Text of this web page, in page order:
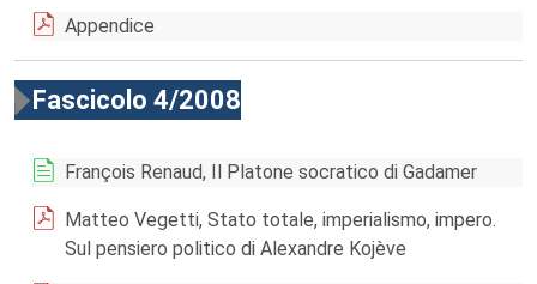
Appendice
Fascicolo 4/2008
François Renaud, Il Platone socratico di Gadamer
Matteo Vegetti, Stato totale, imperialismo, impero.
Sul pensiero politico di Alexandre Kojève